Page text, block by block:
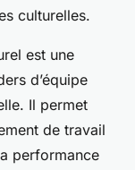
culturelles.
est une
d’équipe
Il permet
de travail
performance